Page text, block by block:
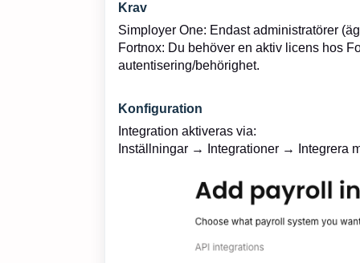
Krav
Simployer One: Endast administratörer
Fortnox: Du behöver en aktiv licens hos
autentisering/behörighet.
Konfiguration
Integration aktiveras via:
Inställningar → Integrationer → Integrera